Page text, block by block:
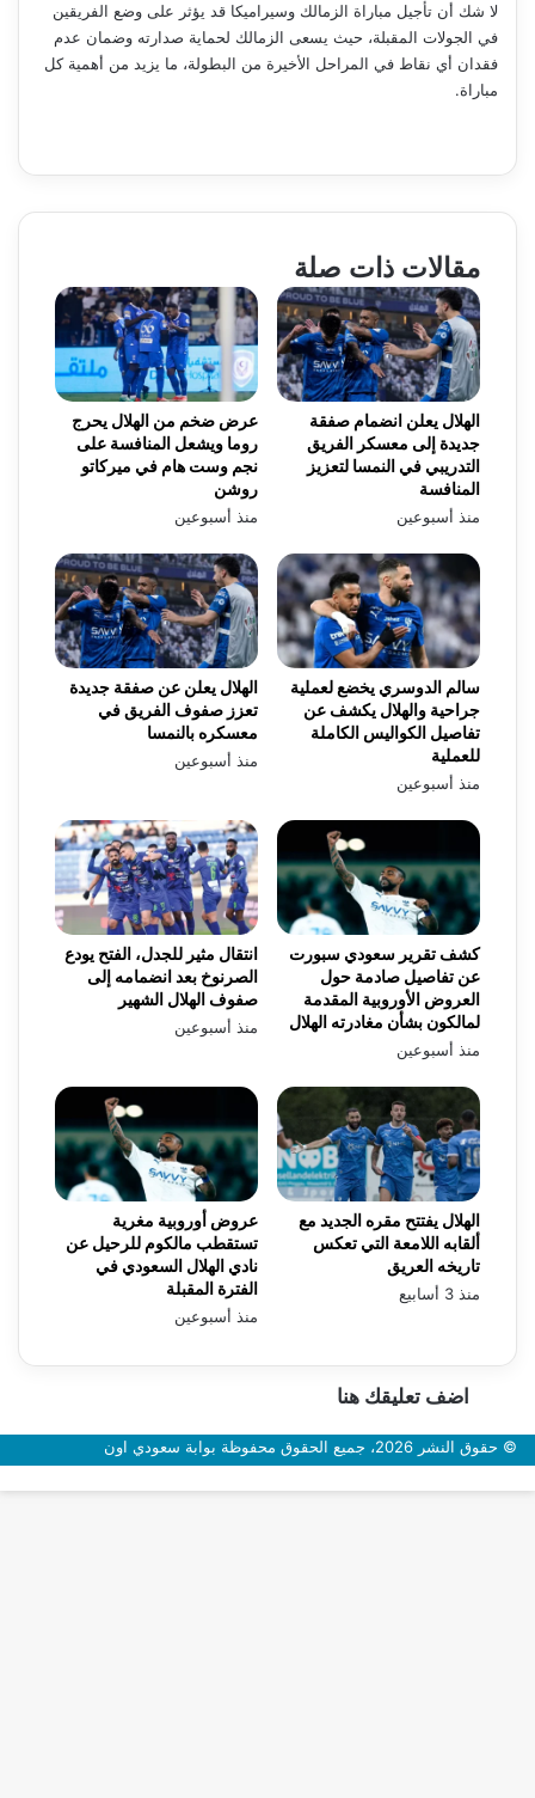
لا شك أن تأجيل مباراة الزمالك وسيراميكا قد يؤثر على وضع الفريقين
في الجولات المقبلة، حيث يسعى الزمالك لحماية صدارته وضمان عدم
فقدان أي نقاط في المراحل الأخيرة من البطولة، ما يزيد من أهمية كل
مباراة.
مقالات ذات صلة
عرض ضخم من الهلال يحرج
روما ويشعل المنافسة على
نجم وست هام في ميركاتو
روشن
منذ أسبوعين
الهلال يعلن انضمام صفقة
جديدة إلى معسكر الفريق
التدريبي في النمسا لتعزيز
المنافسة
منذ أسبوعين
الهلال يعلن عن صفقة جديدة
تعزز صفوف الفريق في
معسكره بالنمسا
منذ أسبوعين
سالم الدوسري يخضع لعملية
جراحية والهلال يكشف عن
تفاصيل الكواليس الكاملة
للعملية
منذ أسبوعين
انتقال مثير للجدل، الفتح يودع
الصرنوخ بعد انضمامه إلى
صفوف الهلال الشهير
منذ أسبوعين
كشف تقرير سعودي سبورت
عن تفاصيل صادمة حول
العروض الأوروبية المقدمة
لمالكون بشأن مغادرته الهلال
منذ أسبوعين
عروض أوروبية مغرية
تستقطب مالكوم للرحيل عن
نادي الهلال السعودي في
الفترة المقبلة
منذ أسبوعين
الهلال يفتتح مقره الجديد مع
ألقابه اللامعة التي تعكس
تاريخه العريق
منذ 3 أسابيع
اضف تعليقك هنا
© حقوق النشر 2026، جميع الحقوق محفوظة بوابة سعودي اون